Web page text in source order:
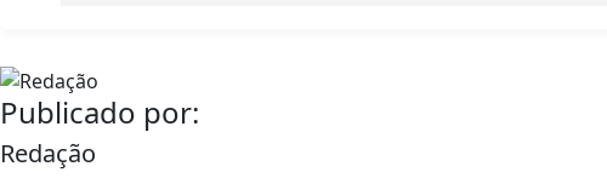
Publicado por:
Redação